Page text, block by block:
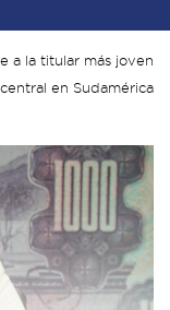
a la titular más joven
en Sudamérica